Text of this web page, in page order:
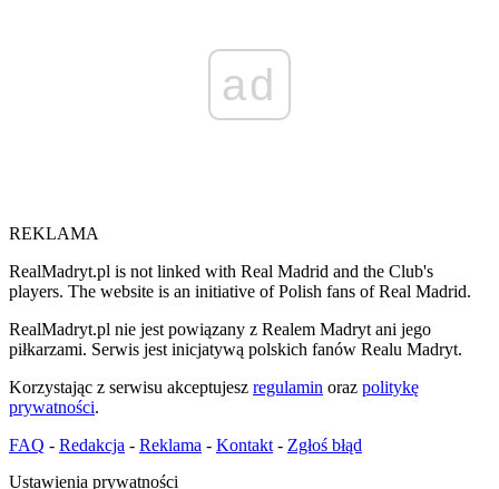
ad
REKLAMA
RealMadryt.pl is not linked with Real Madrid and the Club's
players. The website is an initiative of Polish fans of Real Madrid.
RealMadryt.pl nie jest powiązany z Realem Madryt ani jego
piłkarzami. Serwis jest inicjatywą polskich fanów Realu Madryt.
Korzystając z serwisu akceptujesz regulamin oraz politykę
prywatności.
FAQ - Redakcja - Reklama - Kontakt - Zgłoś błąd
Ustawienia prywatności